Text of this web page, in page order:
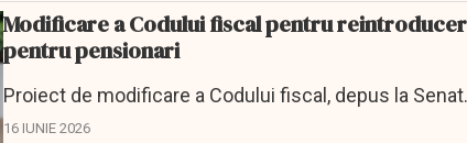
Modificare a Codului fiscal pentru
pentru pensionari
Proiect de modificare a Codului fiscal, depus la Senat.
16 IUNIE 2026